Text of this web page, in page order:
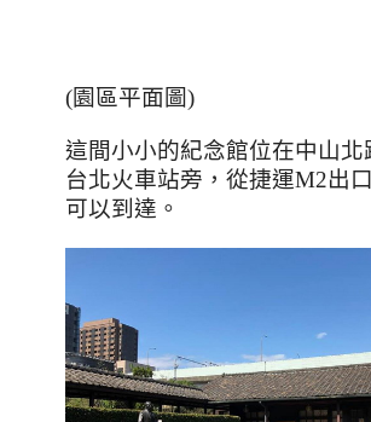
(園區平面圖)
這間小小的紀念館位在中山北
台北火車站旁，從捷運M2出
可以到達。